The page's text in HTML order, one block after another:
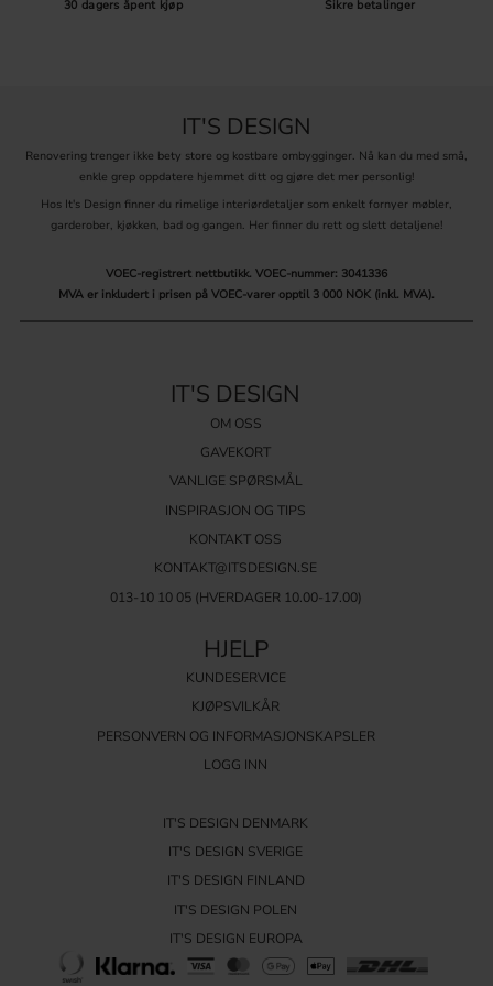
Vi legger stor vekt på holdbarhet og kvalitet. Våre bestikkskuffer er
utformet for å tåle daglig bruk og beholde sin funksjonalitet og
estetikk over tid. Materialene er valgt for å være både robuste og
lette å vedlikeholde, noe som gjør dem til en langsiktig investering
for ditt kjøkken.
velg den perfekte løsningen for å holde ditt kjøkken organisert og
pent. Med våre bestikkskuffer får du ikke bare praktisk oppbevaring,
30 dagers åpent kjøp Sikre betalinger
IT'S DESIGN
Renovering trenger ikke bety store og kostbare ombygginger. Nå kan du med små,
enkle grep oppdatere hjemmet ditt og gjøre det mer personlig!
Hos It's Design finner du rimelige interiørdetaljer som enkelt fornyer møbler,
garderober, kjøkken, bad og gangen. Her finner du rett og slett detaljene!
VOEC-registrert nettbutikk. VOEC-nummer: 3041336
MVA er inkludert i prisen på VOEC-varer opptil 3 000 NOK (inkl. MVA).
IT'S DESIGN
OM OSS
GAVEKORT
VANLIGE SPØRSMÅL
INSPIRASJON OG TIPS
KONTAKT OSS
KONTAKT@ITSDESIGN.SE
013-10 10 05(HVERDAGER 10.00-17.00)
HJELP
KUNDESERVICE
KJØPSVILKÅR
PERSONVERN OG INFORMASJONSKAPSLER
LOGG INN
IT'S DESIGN DENMARK
IT'S DESIGN SVERIGE
IT'S DESIGN FINLAND
IT'S DESIGN POLEN
IT'S DESIGN EUROPA